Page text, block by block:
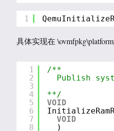
1
具体实现在
1
2
3
4
5
6
7
8
/**
Publish
**/
VOID
VOID
)